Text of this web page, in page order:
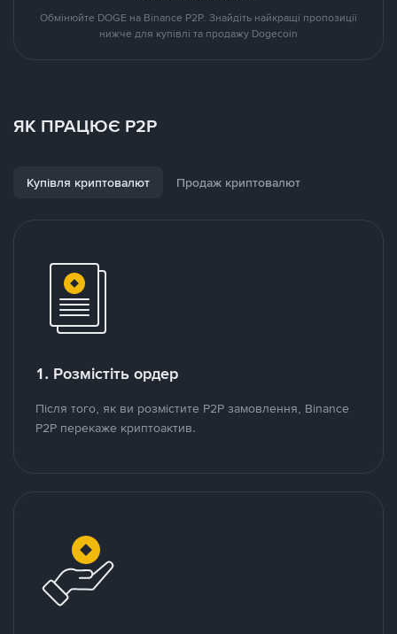
Обмінюйте DOGE на Binance P2P. Знайдіть найкращі пропозиції
нижче для купівлі та продажу Dogecoin
ЯК ПРАЦЮЄ P2P
Купівля криптовалют Продаж криптовалют
1. Розмістіть ордер
Після того, як ви розмістите P2P замовлення, Binance
P2P перекаже криптоактив.